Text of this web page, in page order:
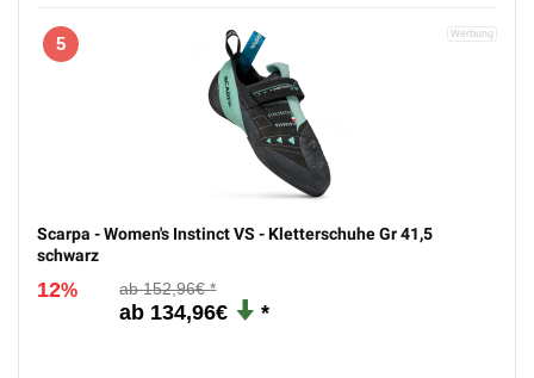
5
Scarpa - Women's Instinct VS - Kletterschuhe Gr 41,5
schwarz
12% 152,96€
134,96€